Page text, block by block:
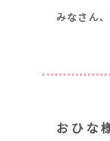
みなさん
おひな